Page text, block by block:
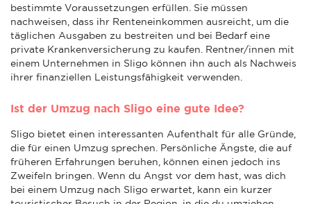
bestimmte Voraussetzungen erfüllen. Sie müssen
nachweisen, dass ihr Renteneinkommen ausreicht, um die
täglichen Ausgaben zu bestreiten und bei Bedarf eine
private Krankenversicherung zu kaufen. Rentner/innen mit
einem Unternehmen in Sligo können ihn auch als Nachweis
ihrer finanziellen Leistungsfähigkeit verwenden.
Ist der Umzug nach Sligo eine gute Idee?
Sligo bietet einen interessanten Aufenthalt für alle Gründe,
die für einen Umzug sprechen. Persönliche Ängste, die auf
früheren Erfahrungen beruhen, können einen jedoch ins
Zweifeln bringen. Wenn du Angst vor dem hast, was dich
bei einem Umzug nach Sligo erwartet, kann ein kurzer